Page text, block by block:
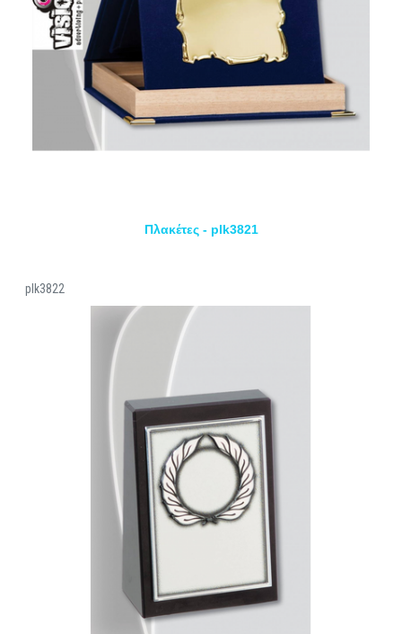
Πλακέτες - plk3821
plk3822